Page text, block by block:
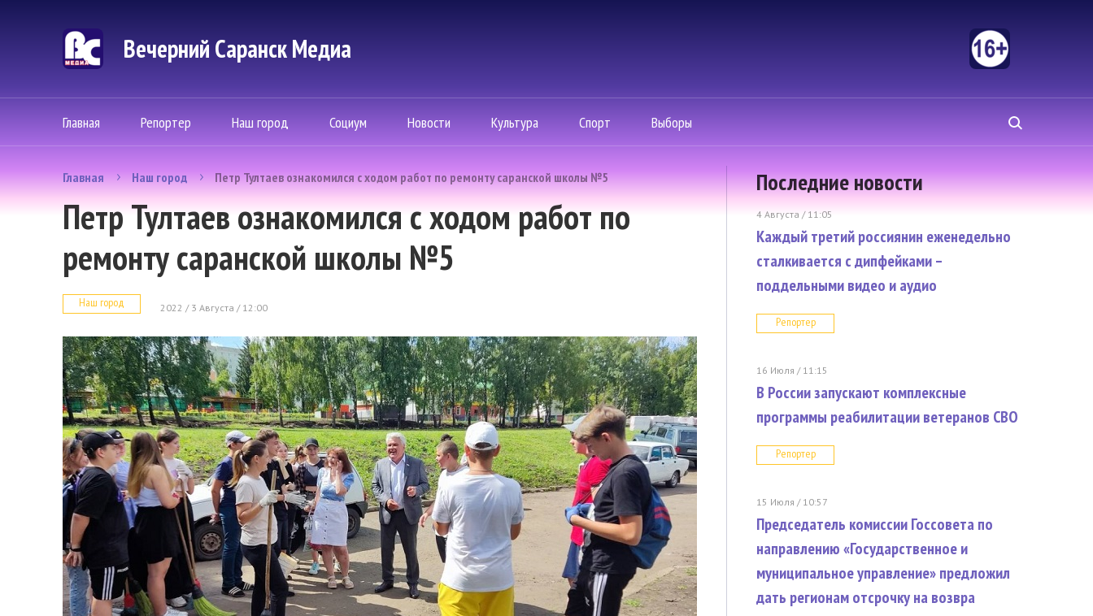
Вечерний Саранск Mедиа
Главная Репортер Наш город Социум Новости Культура Спорт Выборы
Главная Наш город Петр Тултаев ознакомился с ходом работ по ремонту саранской школы №5
Петр Тултаев ознакомился с ходом работ по
ремонту саранской школы №5
Наш город 2022 / 3 Августа / 12:00
Последние новости
4 Августа / 11:05
Каждый третий россиянин еженедельно
сталкивается с дипфейками –
поддельными видео и аудио
Репортер
16 Июля / 11:15
В России запускают комплексные
программы реабилитации ветеранов СВО
Репортер
15 Июля / 10:57
Председатель комиссии Госсовета по
направлению «Государственное и
муниципальное управление» предложил
дать регионам отсрочку на возвра